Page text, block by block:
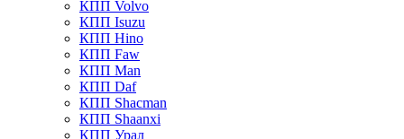
КПП Volvo
КПП Isuzu
КПП Hino
КПП Faw
КПП Man
КПП Daf
КПП Shacman
КПП Shaanxi
КПП Урал